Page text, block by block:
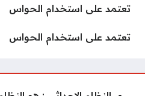
تعتمد على استخدام الحواس
تعتمد على استخدام الحواس